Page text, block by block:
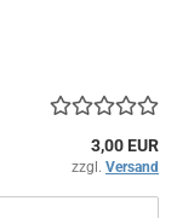
3,00 EUR
zzgl. Versand